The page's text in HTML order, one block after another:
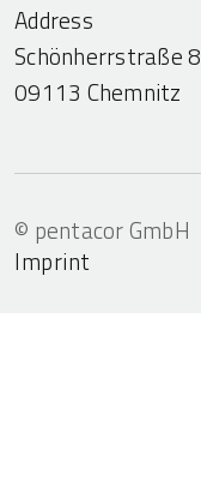
Address
Schönherrstraße 8
09113 Chemnitz
© pentacor GmbH
Imprint